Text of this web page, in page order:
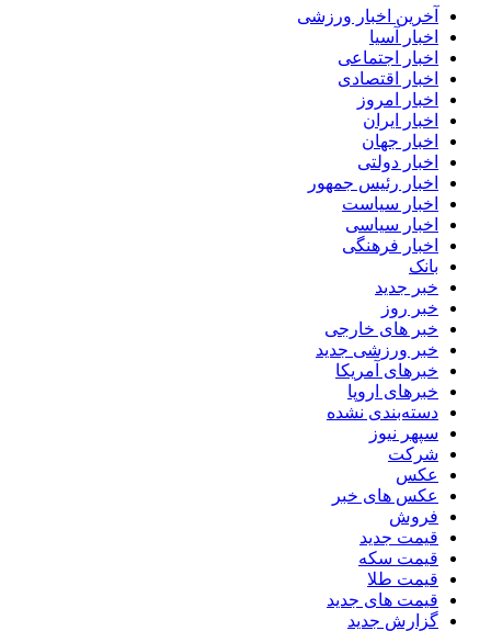
آخرین اخبار ورزشی
اخبار آسیا
اخبار اجتماعی
اخبار اقتصادی
اخبار امروز
اخبار ایران
اخبار جهان
اخبار دولتی
اخبار رئیس جمهور
اخبار سیاست
اخبار سیاسی
اخبار فرهنگی
بانک
خبر جدید
خبر روز
خبر های خارجی
خبر ورزشی جدید
خبرهای آمریکا
خبرهای اروپا
دسته‌بندی نشده
سپهر نیوز
شرکت
عکس
عکس های خبر
فروش
قیمت جدید
قیمت سکه
قیمت طلا
قیمت های جدید
گزارش جدید